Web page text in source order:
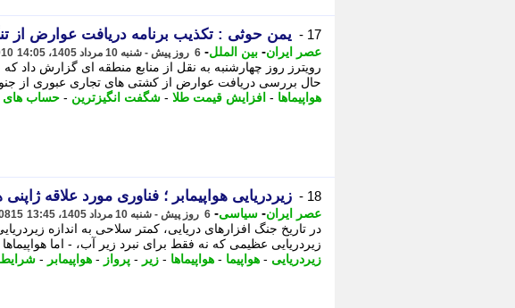
17 - یمن حوثی : تکذیب برنامه دریافت عوارض از
عصر ایران- بین الملل- 6 روز پیش - شنبه 10 مرداد 1405، 14:05
رویترز روز چهارشنبه به نقل از منابع منطقه ای گزارش داد
حال بررسی دریافت عوارض از کشتی های تجاری عبوری از
هواپیماها - افزایش قیمت طلا - شگفت انگیزترین - حساب های
18 - زیردریایی هواپیمابر ؛ فناوری مورد علاقه
عصر ایران- سیاسی- 6 روز پیش - شنبه 10 مرداد 1405، 13:45
زیردریایی عظیمی که نه فقط برای نبرد زیر آب، - اما
زیردریایی - هواپیما - هواپیماها - زیر - پرواز - هواپیمابر -